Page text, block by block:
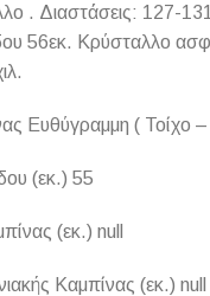
. Διαστάσεις: 127-
56εκ. Κρύσταλλο
Ευθύγραμμη ( Τοίχο –
(εκ.) 55
(εκ.) null
Καμπίνας (εκ.) null